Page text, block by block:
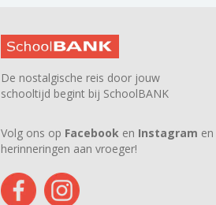
De nostalgische reis door jouw
schooltijd begint bij SchoolBANK
Volg ons op Facebook en Instagram
herinneringen aan vroeger!